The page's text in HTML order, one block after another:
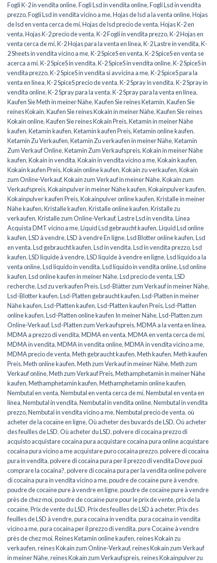
Fogli K-2 in vendita online,Fogli Lsd in vendita online,Fogli Lsd in vendita
prezzo,Fogli Lsd in vendita vicino a me,Hojas de lsd a la venta online,Hojas
de lsd en venta cerca de mí,Hojas de lsd precio de venta,Hojas K-2 en
venta,Hojas K-2 precio de venta,K-2 Fogli in vendita prezzo,K-2 Hojas en
venta cerca de mí,K-2 Hojas para la venta en línea,K-2 Lastre in vendita,K-
2 Sheets in vendita vicino a me,K-2 SpiceS en venta,K-2 SpiceS en venta se
acerca a mí,K-2 SpiceS in vendita,K-2 SpiceS in vendita online,K-2 SpiceS in
vendita prezzo,K-2 SpiceS in vendita si avvicina a me,K-2 SpiceS para la
venta en línea,K-2 SpiceS precio de venta,K-2 Spray in vendita,K-2 Spray in
vendita online,K-2 Spray para la venta,K-2 Spray para la venta en línea,
Kaufen Sie Meth in meiner Nähe,Kaufen Sie reines Ketamin,Kaufen Sie
reines Kokain,Kaufen Sie reines Kokain in meiner Nähe,Kaufen Sie reines
Kokain online,Kaufen Sie reines Kokain Preis,Ketamin in meiner Nähe
kaufen,Ketamin kaufen,Ketamin kaufen Preis,Ketamin online kaufen,
Ketamin Zu Verkaufen,Ketamin Zu verkaufen in meiner Nähe,Ketamin
Zum Verkauf Online,Ketamin Zum Verkaufspreis,Kokain in meiner Nähe
kaufen,Kokain in vendita,Kokain in vendita vicino a me,Kokain kaufen,
Kokain kaufen Preis,Kokain online kaufen,Kokain zu verkaufen,Kokain
zum Online-Verkauf,Kokain zum Verkauf in meiner Nähe,Kokain zum
Verkaufspreis,Kokainpulver in meiner Nähe kaufen,Kokainpulver kaufen,
Kokainpulver kaufen Preis,Kokainpulver online kaufen,Kristalle in meiner
Nähe kaufen,Kristalle kaufen,Kristalle online kaufen,Kristalle zu
verkaufen,Kristalle zum Online-Verkauf,Lastre Lsd in vendita,Linea
Acquista DMT vicino a me,Liquid Lsd gebraucht kaufen,Liquid Lsd online
kaufen,LSD à vendre,LSD à vendre En ligne,Lsd Blotter online kaufen,Lsd
en venta,Lsd gebraucht kaufen,Lsd in vendita,Lsd in vendita prezzo,Lsd
kaufen,LSD liquide à vendre,LSD liquide à vendre en ligne,Lsd líquido a la
venta online,Lsd liquido in vendita,Lsd liquido in vendita online,Lsd online
kaufen,Lsd online kaufen in meiner Nähe,Lsd precio de venta,LSD
recherche,Lsd zu verkaufen Preis,Lsd-Blätter zum Verkauf in meiner Nähe,
Lsd-Blotter kaufen,Lsd-Platten gebraucht kaufen,Lsd-Platten in meiner
Nähe kaufen,Lsd-Platten kaufen,Lsd-Platten kaufen Preis,Lsd-Platten
online kaufen,Lsd-Platten online kaufen In meiner Nähe,Lsd-Platten zum
Online-Verkauf,Lsd-Platten zum Verkaufspreis,MDMA a la venta en línea,
MDMA a prezzo di vendita,MDMA en venta,MDMA en venta cerca de mí,
MDMA in vendita,MDMA in vendita online,MDMA in vendita vicino a me,
MDMA precio de venta,Meth gebraucht kaufen,Meth kaufen,Meth kaufen
Preis,Meth online kaufen,Meth zum Verkauf in meiner Nähe,Meth zum
Verkauf online,Meth zum Verkauf Preis,Methamphetamin in meiner Nähe
kaufen,Methamphetamin kaufen,Methamphetamin online kaufen,
Nembutal en venta,Nembutal en venta cerca de mí,Nembutal en venta en
línea,Nembutal in vendita,Nembutal in vendita online,Nembutal in vendita
prezzo,Nembutal in vendita vicino a me,Nembutal precio de venta,où
acheter de la cocaïne en ligne,Où acheter des buvards de LSD,Où acheter
des feuilles de LSD,Où acheter du LSD,polvere di cocaina prezzo di
acquisto acquistare cocaina pura acquistare cocaina pura online acquistare
cocaina pura vicino a me acquistare puro cocaina prezzo,polvere di cocaina
pura in vendita,polvere di cocaina pura per il prezzo di vendita Dove puoi
comprare la cocaina?,polvere di cocaina pura per la vendita online polvere
di cocaina pura in vendita vicino a me,poudre de cocaïne pure à vendre,
poudre de cocaïne pure à vendre en ligne,poudre de cocaïne pure à vendre
près de chez moi,poudre de cocaïne pure pour le prix de vente,prix de la
cocaïne,Prix de vente du LSD,Prix des feuilles de LSD à acheter,Prix des
feuilles de LSD à vendre,pura cocaina in vendita,pura cocaina in vendita
vicino a me,pura cocaina per il prezzo di vendita,pure Cocaïne à vendre
près de chez moi,Reines Ketamin online kaufen,reines Kokain zu
verkaufen,reines Kokain zum Online-Verkauf,reines Kokain zum Verkauf
in meiner Nähe,reines Kokain zum Verkaufspreis,reines Kokainpulver zu